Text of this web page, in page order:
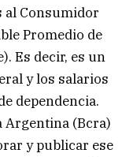
al Consumidor
Promedio de
Es decir, es un
y los salarios
dependencia.
Argentina (Bcra)
y publicar ese